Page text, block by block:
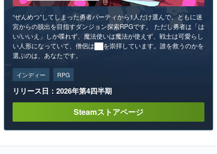
“ぜんめつ”してしまった勇者パーティから1人だけ選んで、ともに迷
宮からの脱出を目指すダンジョン探索RPGです。 ただし勇者は「は
い/いいえ」しか喋れず、魔法使いは魔法が使えず、戦士は可愛らし
い人形になっていて、僧侶は██を崇拝しています。誰を救うのかを
選ぶのは、あなたです。
インディー RPG
リリース日：2026年第4四半期
Steamストアページ